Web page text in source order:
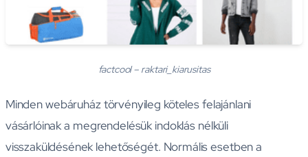
factcool – raktari_kiarusitas
Minden webáruház törvényileg köteles felajánlani
vásárlóinak a megrendelésük indoklás nélküli
visszaküldésének lehetőségét. Normális esetben a